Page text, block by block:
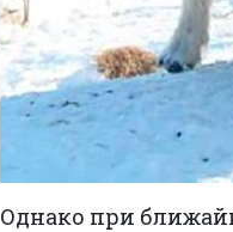
Однако при